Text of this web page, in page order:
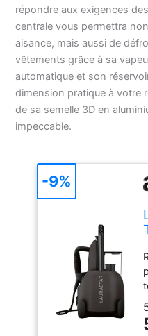
répondre aux exigences
centrale vous permettra
aisance, mais aussi de
vêtements grâce à sa
automatique et son
dimension pratique à votre
de sa semelle 3D en
impeccable.
-9%